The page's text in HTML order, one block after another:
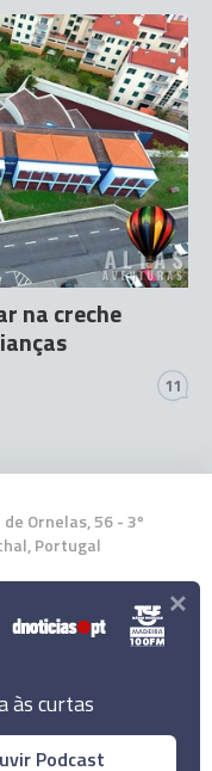
na creche
11
Ornelas, 56 - 3º
Portugal
às curtas
Podcast
×